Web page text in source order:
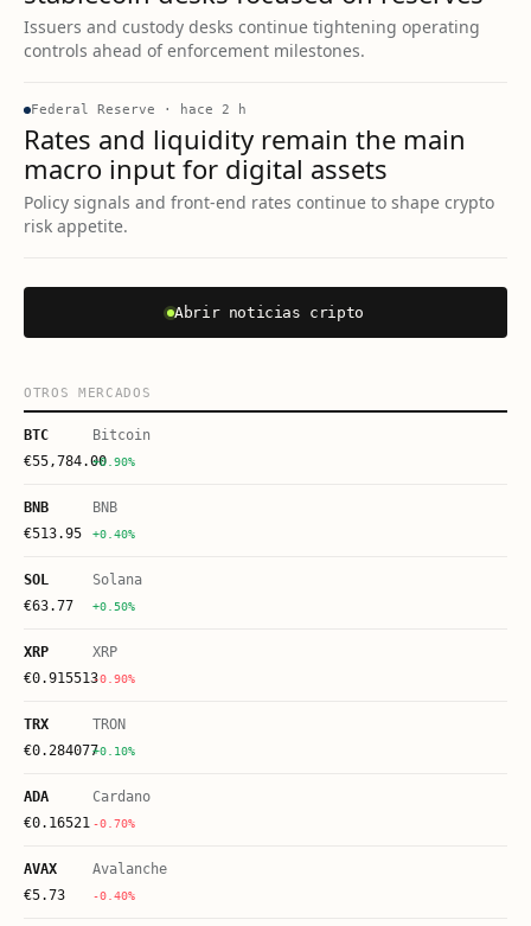
Issuers and custody desks continue tightening operating
controls ahead of enforcement milestones.
Federal Reserve · hace 2 h
Rates and liquidity remain the main
macro input for digital assets
Policy signals and front-end rates continue to shape crypto
risk appetite.
Abrir noticias cripto
OTROS MERCADOS
BTC
Bitcoin
€55,784.00+0.90%
BNB
BNB
€513.95 +0.40%
SOL
Solana
€63.77 +0.50%
XRP
XRP
€0.915513-0.90%
TRX
TRON
€0.284077+0.10%
ADA
Cardano
€0.16521 -0.70%
AVAX
Avalanche
€5.73 -0.40%